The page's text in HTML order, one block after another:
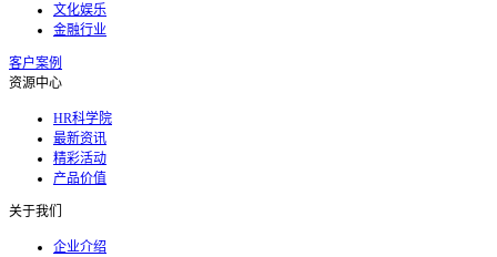
文化娱乐
金融行业
客户案例
资源中心
HR科学院
最新资讯
精彩活动
产品价值
关于我们
企业介绍